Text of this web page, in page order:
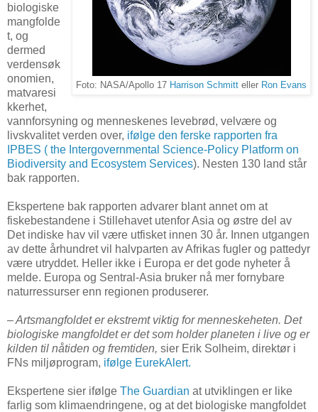
Foto: NASA/Apollo 17 Harrison Schmitt eller Ron Evans
biologiske
mangfolde
t, og
dermed
verdensøk
onomien,
matvaresi
kkerhet,
vannforsyning og menneskenes levebrød, velvære og
livskvalitet verden over, ifølge den ferske rapporten fra
IPBES ( the Intergovernmental Science-Policy Platform on
Biodiversity and Ecosystem Services). Nesten 130 land står
bak rapporten.
Ekspertene bak rapporten advarer blant annet om at
fiskebestandene i Stillehavet utenfor Asia og østre del av
Det indiske hav vil være utfisket innen 30 år. Innen utgangen
av dette århundret vil halvparten av Afrikas fugler og pattedyr
være utryddet. Heller ikke i Europa er det gode nyheter å
melde. Europa og Sentral-Asia bruker nå mer fornybare
naturressurser enn regionen produserer.
– Artsmangfoldet er ekstremt viktig for menneskeheten. Det
biologiske mangfoldet er det som holder planeten i live og er
kilden til nåtiden og fremtiden, sier Erik Solheim, direktør i
FNs miljøprogram, ifølge EurekAlert.
Ekspertene sier ifølge The Guardian at utviklingen er like
farlig som klimaendringene, og at det biologiske mangfoldet